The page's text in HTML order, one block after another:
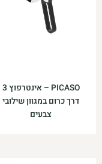
PICASO – אינטרפוץ 3
דרך כרום במגוון שילובי
צבעים